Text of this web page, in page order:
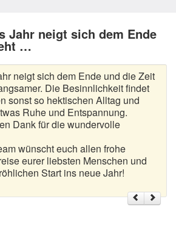
für Karten
für Kinder
geschäftlich
Jahr neigt sich dem Ende
…
neigt sich dem Ende und die Zeit
Die Besinnlichkeit findet
sonst so hektischen Alltag und
Ruhe und Entspannung.
Dank für die wundervolle
wünscht euch allen frohe
eurer liebsten Menschen und
Start ins neue Jahr!